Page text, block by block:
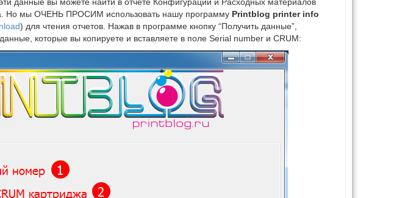
Но мы ОЧЕНЬ ПРОСИМ использовать нашу программу Printblog printer info
) для чтения отчетов. Нажав в программе кнопку “Получить данные”,
которые вы копируете и вставляете в поле Serial number и CRUM: